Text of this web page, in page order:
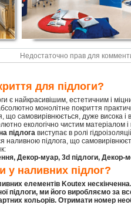
Недостаточно прав для
для підлоги?
є найкрасивішим, естетичним і
монолітне покриття
що самовирівнюється, дуже висока і
екологічно чистим матеріалом
підлога виступає в ролі
наливною підлога, що
Декор-муар, 3d підлоги, Декор-
у наливних підлог?
елементів Koutex
підлоги, ми його виробляємо за
кольорів. Отримати номер